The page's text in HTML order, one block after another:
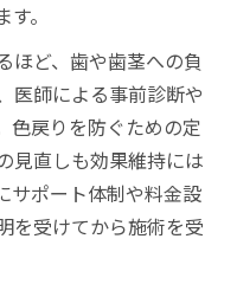
。
ほど、歯や歯茎への負
医師による事前診断や
色戻りを防ぐための定
見直しも効果維持には
サポート体制や料金設
を受けてから施術を受